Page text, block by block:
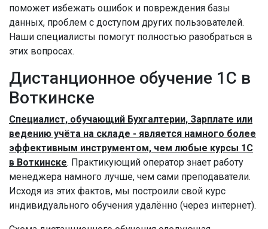
поможет избежать ошибок и повреждения базы
данных, проблем с доступом других пользователей.
Наши специалисты помогут полностью разобраться в
этих вопросах.
Дистанционное обучение 1С в
Воткинске
Специалист, обучающий Бухгалтерии, Зарплате или
ведению учёта на складе - является намного более
эффективным инструментом, чем любые курсы 1С
в Воткинске. Практикующий оператор знает работу
менеджера намного лучше, чем сами преподаватели.
Исходя из этих фактов, мы построили свой курс
индивидуального обучения удалённо (через интернет).